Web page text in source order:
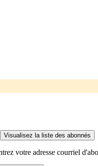
votre adresse courriel